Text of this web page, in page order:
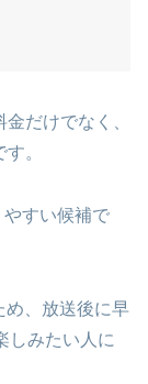
だけでなく、
。
やすい候補で
め、放送後に早
しみたい人に